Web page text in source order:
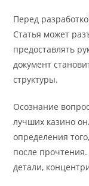
Перед
Статья может
предоставлять
документ
структуры.
Осознание
лучших казино
определения
после
детали,